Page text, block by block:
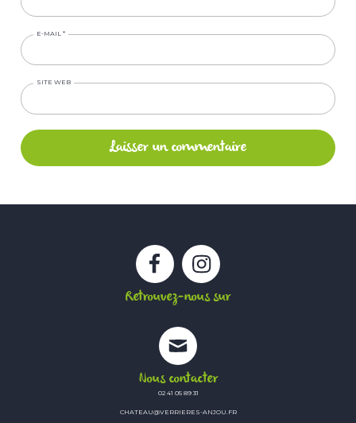
E-MAIL *
SITE WEB
Retrouvez-nous sur
FacebookInstagram
Nous contacter
02 41 05 89 31
CHATEAU@VERRIERES-ANJOU.FR